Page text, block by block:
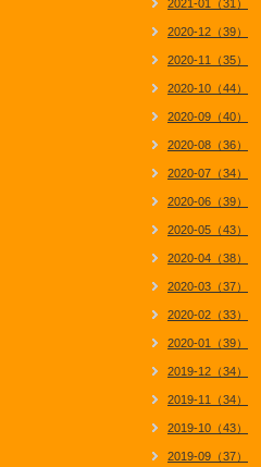
2021-01（31）
2020-12（39）
2020-11（35）
2020-10（44）
2020-09（40）
2020-08（36）
2020-07（34）
2020-06（39）
2020-05（43）
2020-04（38）
2020-03（37）
2020-02（33）
2020-01（39）
2019-12（34）
2019-11（34）
2019-10（43）
2019-09（37）